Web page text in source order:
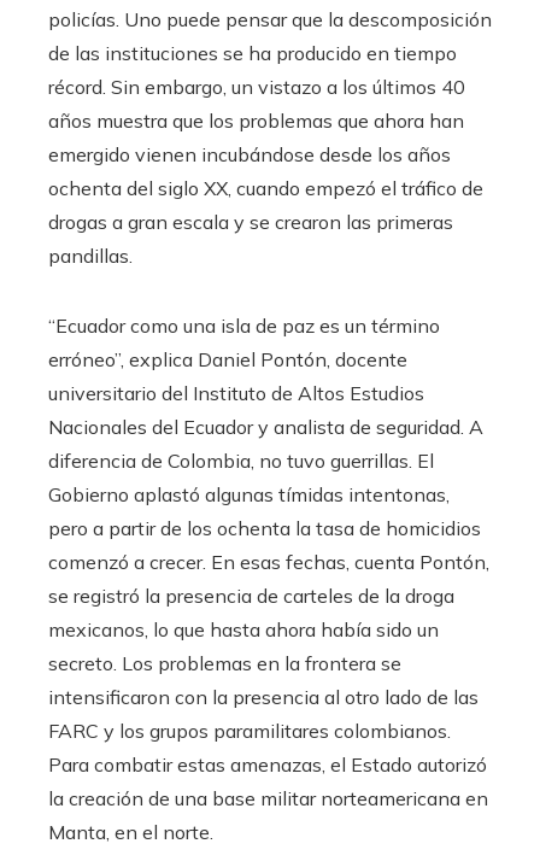
policías. Uno puede pensar que la descomposición
de las instituciones se ha producido en tiempo
récord. Sin embargo, un vistazo a los últimos 40
años muestra que los problemas que ahora han
emergido vienen incubándose desde los años
ochenta del siglo XX, cuando empezó el tráfico de
drogas a gran escala y se crearon las primeras
pandillas.
“Ecuador como una isla de paz es un término
erróneo”, explica Daniel Pontón, docente
universitario del Instituto de Altos Estudios
Nacionales del Ecuador y analista de seguridad. A
diferencia de Colombia, no tuvo guerrillas. El
Gobierno aplastó algunas tímidas intentonas,
pero a partir de los ochenta la tasa de homicidios
comenzó a crecer. En esas fechas, cuenta Pontón,
se registró la presencia de carteles de la droga
mexicanos, lo que hasta ahora había sido un
secreto. Los problemas en la frontera se
intensificaron con la presencia al otro lado de las
FARC y los grupos paramilitares colombianos.
Para combatir estas amenazas, el Estado autorizó
la creación de una base militar norteamericana en
Manta, en el norte.